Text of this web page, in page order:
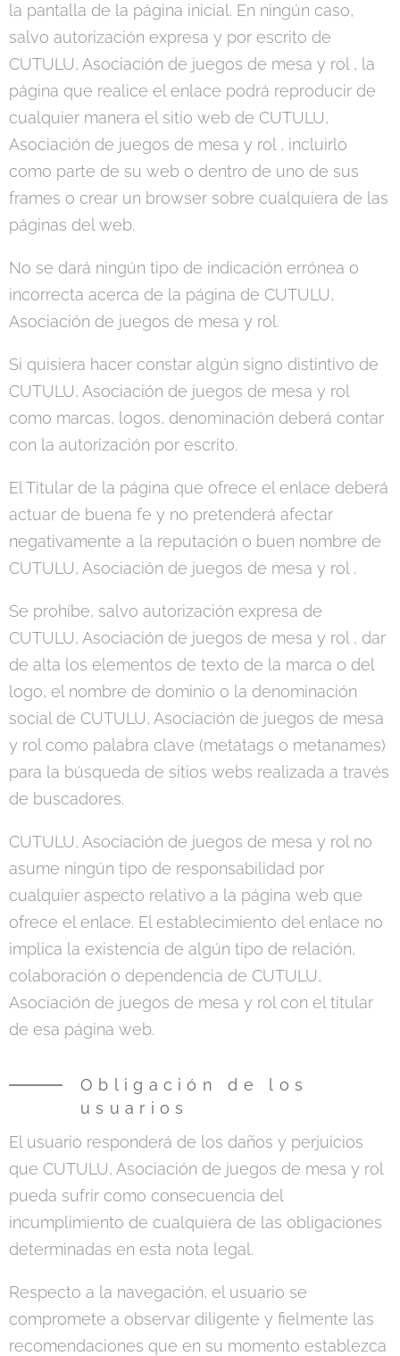
la pantalla de la página inicial. En ningún caso,
salvo autorización expresa y por escrito de
CUTULU, Asociación de juegos de mesa y rol , la
página que realice el enlace podrá reproducir de
cualquier manera el sitio web de CUTULU,
Asociación de juegos de mesa y rol , incluirlo
como parte de su web o dentro de uno de sus
frames o crear un browser sobre cualquiera de las
páginas del web.
No se dará ningún tipo de indicación errónea o
incorrecta acerca de la página de CUTULU,
Asociación de juegos de mesa y rol.
Si quisiera hacer constar algún signo distintivo de
CUTULU, Asociación de juegos de mesa y rol
como marcas, logos, denominación deberá contar
con la autorización por escrito.
El Titular de la página que ofrece el enlace deberá
actuar de buena fe y no pretenderá afectar
negativamente a la reputación o buen nombre de
CUTULU, Asociación de juegos de mesa y rol .
Se prohíbe, salvo autorización expresa de
CUTULU, Asociación de juegos de mesa y rol , dar
de alta los elementos de texto de la marca o del
logo, el nombre de dominio o la denominación
social de CUTULU, Asociación de juegos de mesa
y rol como palabra clave (metatags o metanames)
para la búsqueda de sitios webs realizada a través
de buscadores.
CUTULU, Asociación de juegos de mesa y rol no
asume ningún tipo de responsabilidad por
cualquier aspecto relativo a la página web que
ofrece el enlace. El establecimiento del enlace no
implica la existencia de algún tipo de relación,
colaboración o dependencia de CUTULU,
Asociación de juegos de mesa y rol con el titular
de esa página web.
Obligación de los
usuarios
El usuario responderá de los daños y perjuicios
que CUTULU, Asociación de juegos de mesa y rol
pueda sufrir como consecuencia del
incumplimiento de cualquiera de las obligaciones
determinadas en esta nota legal.
Respecto a la navegación, el usuario se
compromete a observar diligente y fielmente las
recomendaciones que en su momento establezca